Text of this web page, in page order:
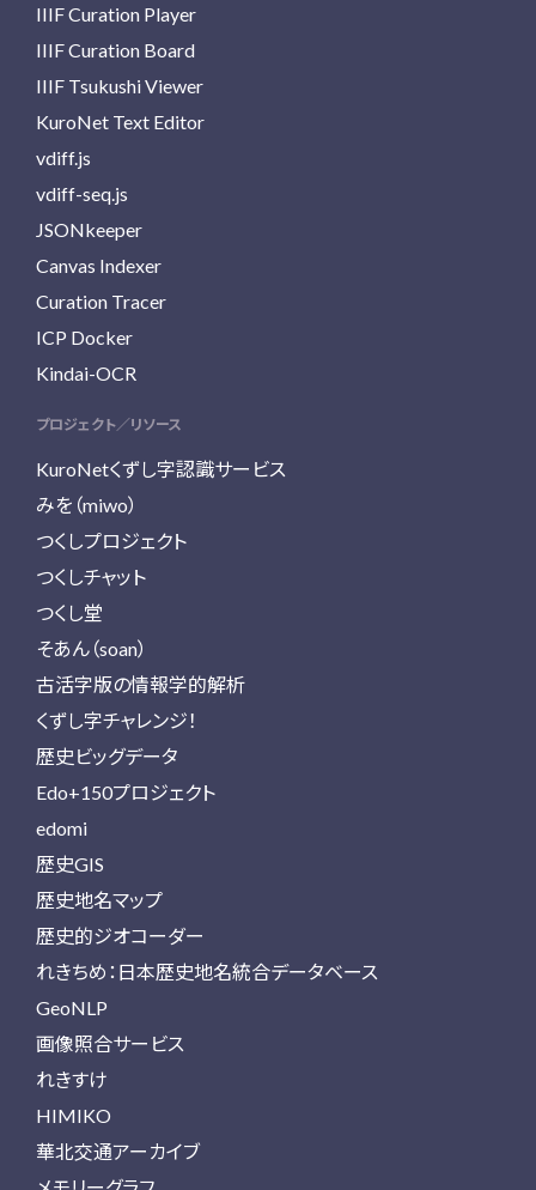
IIIF Curation Player
IIIF Curation Board
IIIF Tsukushi Viewer
KuroNet Text Editor
vdiff.js
vdiff-seq.js
JSONkeeper
Canvas Indexer
Curation Tracer
ICP Docker
Kindai-OCR
プロジェクト／リソース
KuroNetくずし字認識サービス
みを（miwo）
つくしプロジェクト
つくしチャット
つくし堂
そあん（soan）
古活字版の情報学的解析
くずし字チャレンジ！
歴史ビッグデータ
Edo+150プロジェクト
edomi
歴史GIS
歴史地名マップ
歴史的ジオコーダー
れきちめ：日本歴史地名統合データベース
GeoNLP
画像照合サービス
れきすけ
HIMIKO
華北交通アーカイブ